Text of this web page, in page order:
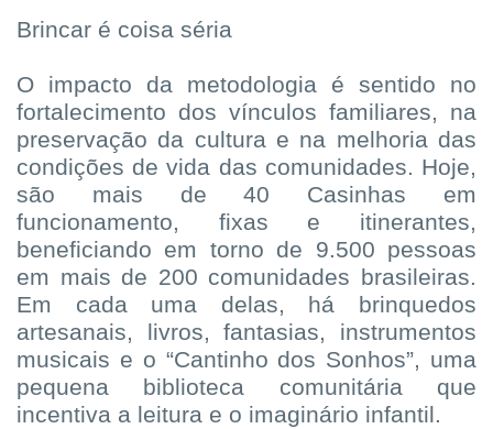
Brincar é coisa séria
O impacto da metodologia é sentido no
fortalecimento dos vínculos familiares, na
preservação da cultura e na melhoria das
condições de vida das comunidades. Hoje,
são mais de 40 Casinhas em
funcionamento, fixas e itinerantes,
beneficiando em torno de 9.500 pessoas
em mais de 200 comunidades brasileiras.
Em cada uma delas, há brinquedos
artesanais, livros, fantasias, instrumentos
musicais e o “Cantinho dos Sonhos”, uma
pequena biblioteca comunitária que
incentiva a leitura e o imaginário infantil.